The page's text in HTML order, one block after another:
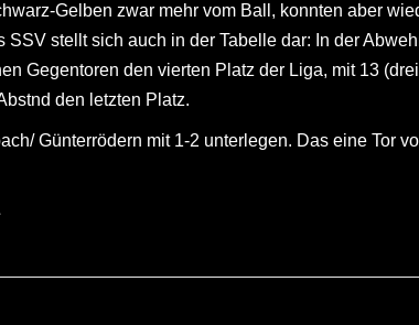
Gelben zwar mehr vom Ball, konnten aber
SSV stellt sich auch in der Tabelle dar: In der
Gegentoren den vierten Platz der Liga, mit 13
den letzten Platz.
Günterrödern mit 1-2 unterlegen. Das eine Tor
.